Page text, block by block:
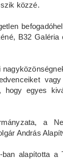
közzé.
B32 Galéria
hogy egyes
a
András
alapította